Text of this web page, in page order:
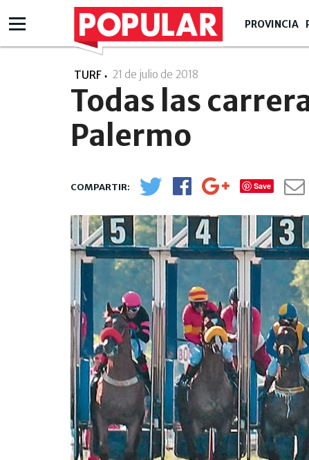
PROVINCIA
TURF 21 de julio de 2018
Todas las
Palermo
Save